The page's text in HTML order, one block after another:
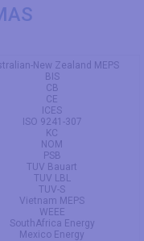
New Zealand MEPS
BIS
CB
CE
ICES
ISO 9241-307
KC
NOM
PSB
TUV Bauart
TUV LBL
TUV-S
Vietnam MEPS
WEEE
SouthAfrica Energy
Mexico Energy